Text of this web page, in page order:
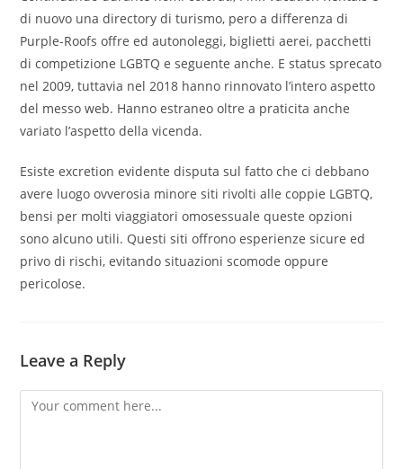
di nuovo una directory di turismo, pero a differenza di
Purple-Roofs offre ed autonoleggi, biglietti aerei, pacchetti
di competizione LGBTQ e seguente anche. E status sprecato
nel 2009, tuttavia nel 2018 hanno rinnovato l’intero aspetto
del messo web. Hanno estraneo oltre a praticita anche
variato l’aspetto della vicenda.
Esiste excretion evidente disputa sul fatto che ci debbano
avere luogo ovverosia minore siti rivolti alle coppie LGBTQ,
bensi per molti viaggiatori omosessuale queste opzioni
sono alcuno utili. Questi siti offrono esperienze sicure ed
privo di rischi, evitando situazioni scomode oppure
pericolose.
Leave a Reply
Comment